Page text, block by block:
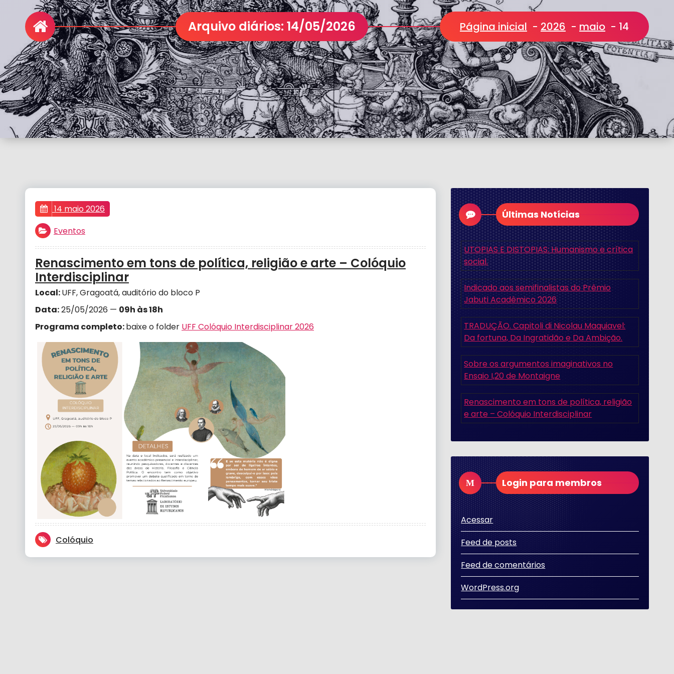
Arquivo diários: 14/05/2026 Página inicial - 2026 - maio - 14
14 maio 2026
Eventos
Renascimento em tons de política, religião e arte – Colóquio
Interdisciplinar
Local:UFF, Gragoatá, auditório do bloco P
Data:25/05/2026 — 09h às 18h
Programa completo:baixe o folder UFF Colóquio Interdisciplinar 2026
Colóquio
Últimas Notícias
UTOPIAS E DISTOPIAS: Humanismo e crítica
social.
Indicado aos semifinalistas do Prêmio
Jabuti Acadêmico 2026
TRADUÇÃO. Capitoli di Nicolau Maquiavel:
Da fortuna, Da Ingratidão e Da Ambição.
Sobre os argumentos imaginativos no
Ensaio I,20 de Montaigne
Renascimento em tons de política, religião
e arte – Colóquio Interdisciplinar
Login para membros
Acessar
Feed de posts
Feed de comentários
WordPress.org